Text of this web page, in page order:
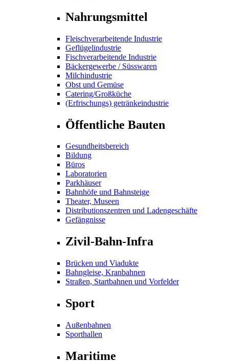
Nahrungsmittel
Fleischverarbeitende Industrie
Geflügelindustrie
Fischverarbeitende Industrie
Bäckergewerbe / Süsswaren
Milchindustrie
Obst und Gemüse
Catering/Großküche
(Erfrischungs) getränkeindustrie
Öffentliche Bauten
Gesundheitsbereich
Bildung
Büros
Laboratorien
Parkhäuser
Bahnhöfe und Bahnsteige
Theater, Museen
Distributionszentren und Ladengeschäfte
Gefängnisse
Zivil-Bahn-Infra
Brücken und Viadukte
Bahngleise, Kranbahnen
Straßen, Startbahnen und Vorfelder
Sport
Außenbahnen
Sporthallen
Maritime